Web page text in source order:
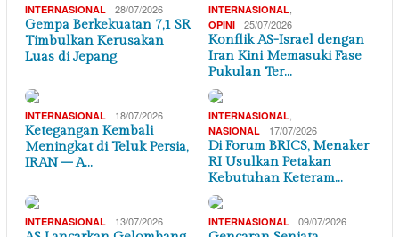
INTERNASIONAL 28/07/2026
Gempa Berkekuatan 7,1 SR
Timbulkan Kerusakan
Luas di Jepang
INTERNASIONAL
OPINI 25/07/2026
Konflik AS-Israel dengan
Iran Kini Memasuki Fase
Pukulan Ter…
INTERNASIONAL 18/07/2026
Ketegangan Kembali
Meningkat di Teluk Persia,
IRAN – A…
INTERNASIONAL
NASIONAL 17/07/2026
Di Forum BRICS, Menaker
RI Usulkan Petakan
Kebutuhan Keteram…
INTERNASIONAL 13/07/2026 INTERNASIONAL 09/07/2026